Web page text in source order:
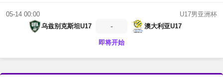
05-14 00:00
U17男亚洲杯
乌兹别克斯坦U17
- 澳大利亚U17
即将开始